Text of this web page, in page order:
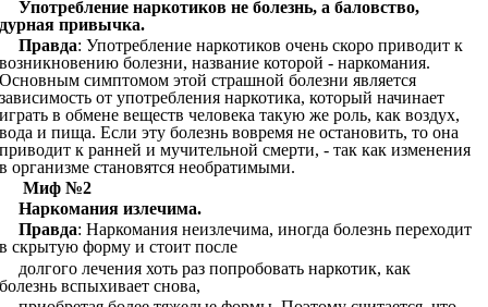
Употребление наркотиков не болезнь, а баловство,
привычка.
Правда: Употребление наркотиков очень скоро приводит к
болезни, название которой - наркомания.
симптомом этой страшной болезни является
от употребления наркотика, который начинает
в обмене веществ человека такую же роль, как воздух,
и пища. Если эту болезнь вовремя не остановить, то она
к ранней и мучительной смерти, - так как изменения
организме становятся необратимыми.
Миф №2
Наркомания излечима.
Правда: Наркомания неизлечима, иногда болезнь переходит
скрытую форму и стоит после
долгого лечения хоть раз попробовать наркотик, как
вспыхивает снова,